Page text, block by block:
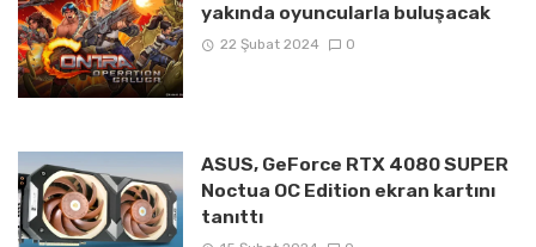
yakında oyuncularla buluşacak
22 Şubat 2024 0
ASUS, GeForce RTX 4080 SUPER
Noctua OC Edition ekran kartını
tanıttı